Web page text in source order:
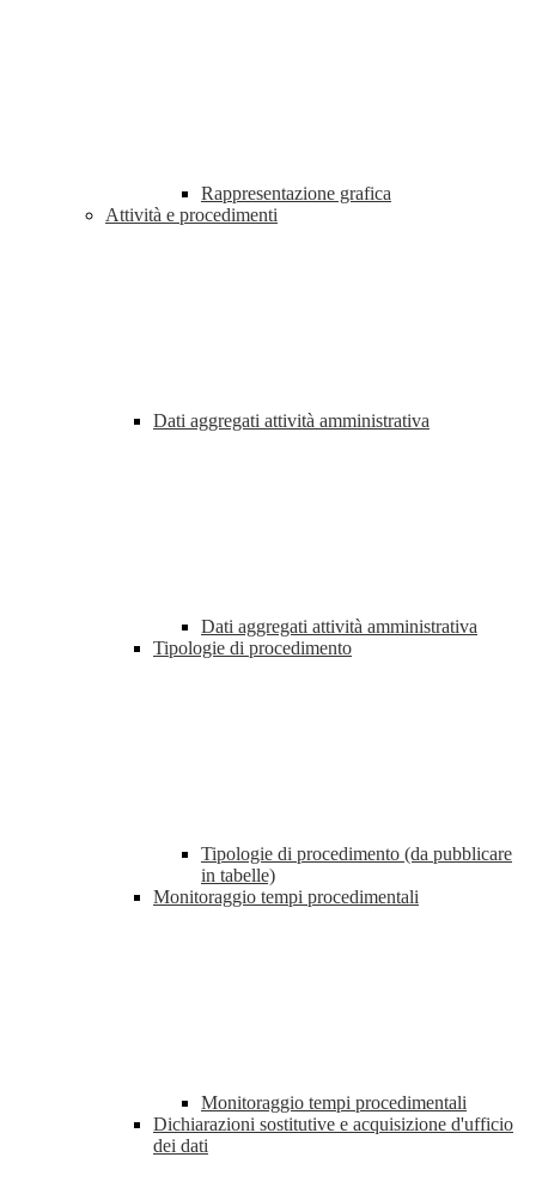
Rappresentazione grafica
Attività e procedimenti
Dati aggregati attività amministrativa
Dati aggregati attività amministrativa
Tipologie di procedimento
Tipologie di procedimento (da pubblicare
in tabelle)
Monitoraggio tempi procedimentali
Monitoraggio tempi procedimentali
Dichiarazioni sostitutive e acquisizione d'ufficio
dei dati